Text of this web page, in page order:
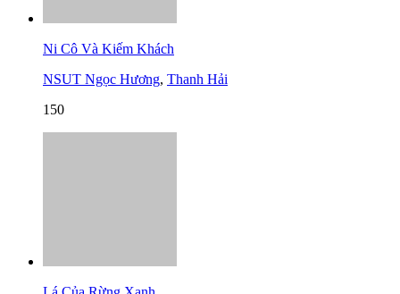
Ni Cô Và Kiếm Khách
NSUT Ngọc Hương, Thanh Hải
150